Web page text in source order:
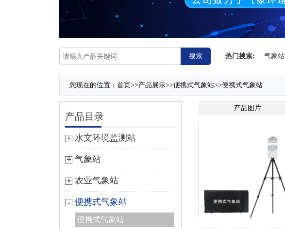
热门搜索: 气象站
您现在的位置： 首页>>产品展示>>便携式气象站>>便携式气象站
产品目录
水文环境监测站
气象站
农业气象站
便携式气象站
便携式气象站
产品图片